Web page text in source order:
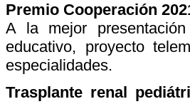
Premio Cooperación
A la mejor
educativo, proyecto
especialidades.
Trasplante renal